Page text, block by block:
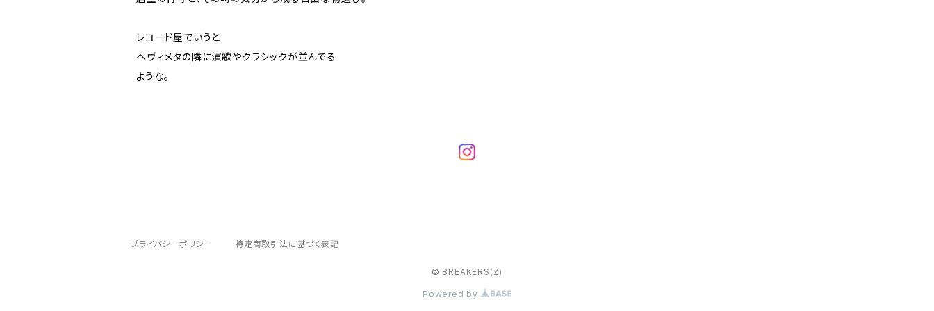
レコード屋でいうと
ヘヴィメタの隣に演歌やクラシックが並んでる
ような。
プライバシーポリシー 特定商取引法に基づく表記
© BREAKERS(Z)
Powered by